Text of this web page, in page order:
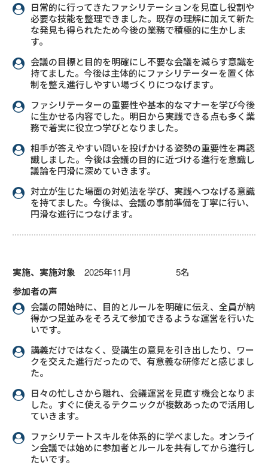
日常的に行ってきたファシリテーションを見直し役割や
必要な技能を整理できました。既存の理解に加えて新た
な発見も得られたため今後の業務で積極的に生かしま
す。
会議の目標と目的を明確にし不要な会議を減らす意識を
持てました。今後は主体的にファシリテーターを置く体
制を整え進行しやすい場づくりにつなげます。
ファシリテーターの重要性や基本的なマナーを学び今後
に生かせる内容でした。明日から実践できる点も多く業
務で着実に役立つ学びとなりました。
相手が答えやすい問いを投げかける姿勢の重要性を再認
識しました。今後は会議の目的に近づける進行を意識し
議論を円滑に深めていきます。
対立が生じた場面の対処法を学び、実践へつなげる意識
を持てました。今後は、会議の事前準備を丁寧に行い、
円滑な進行につなげます。
実施、実施対象 2025年11月 5名
参加者の声
会議の開始時に、目的とルールを明確に伝え、全員が納
得かつ足並みをそろえて参加できるような運営を行いた
いです。
講義だけではなく、受講生の意見を引き出したり、ワー
クを交えた進行だったので、有意義な研修だと感じまし
た。
日々の忙しさから離れ、会議運営を見直す機会となりま
した。すぐに使えるテクニックが複数あったので活用し
ていきます。
ファシリテートスキルを体系的に学べました。オンライ
ン会議では始めに参加者とルールを共有してから進行し
たいです。